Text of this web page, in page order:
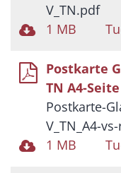
V_TN.pdf
1 MB
Postkarte
TN A4-Seite
Postkarte-
V_TN_A4-
1 MB